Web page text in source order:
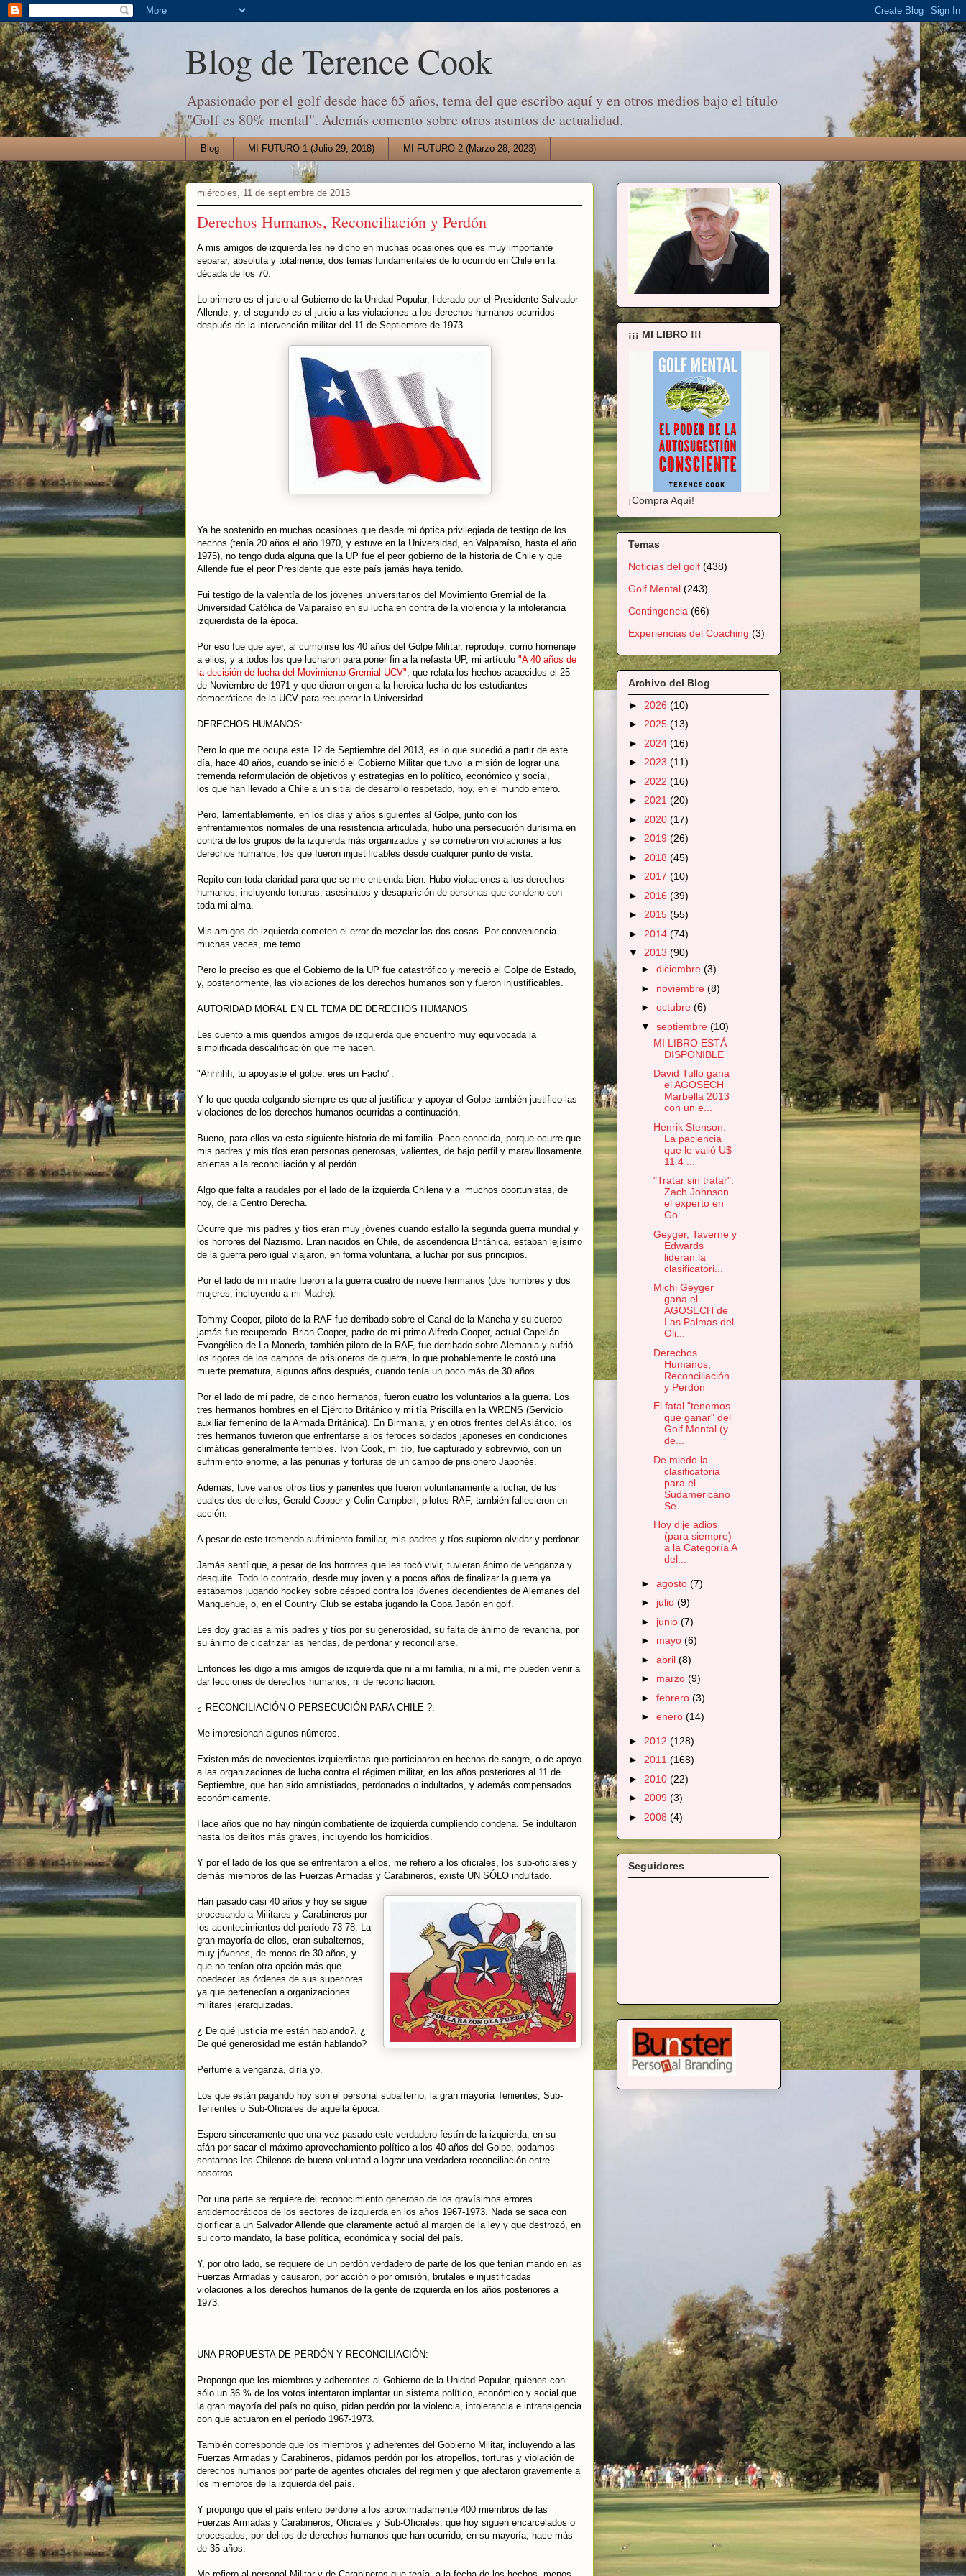
Blog de Terence Cook
Apasionado por el golf desde hace 65 años, tema del que escribo aquí y en otros medios bajo el título
"Golf es 80% mental". Además comento sobre otros asuntos de actualidad.
Blog MI FUTURO 1 (Julio 29, 2018) MI FUTURO 2 (Marzo 28, 2023)
miércoles, 11 de septiembre de 2013
Derechos Humanos, Reconciliación y Perdón
A mis amigos de izquierda les he dicho en muchas ocasiones que es muy importante
separar, absoluta y totalmente, dos temas fundamentales de lo ocurrido en Chile en la
década de los 70.
Lo primero es el juicio al Gobierno de la Unidad Popular, liderado por el Presidente Salvador
Allende, y, el segundo es el juicio a las violaciones a los derechos humanos ocurridos
después de la intervención militar del 11 de Septiembre de 1973.
Ya he sostenido en muchas ocasiones que desde mi óptica privilegiada de testigo de los
hechos (tenía 20 años el año 1970, y estuve en la Universidad, en Valparaíso, hasta el año
1975), no tengo duda alguna que la UP fue el peor gobierno de la historia de Chile y que
Allende fue el peor Presidente que este país jamás haya tenido.
Fui testigo de la valentía de los jóvenes universitarios del Movimiento Gremial de la
Universidad Católica de Valparaíso en su lucha en contra de la violencia y la intolerancia
izquierdista de la época.
Por eso fue que ayer, al cumplirse los 40 años del Golpe Militar, reproduje, como homenaje
a ellos, y a todos los que lucharon para poner fin a la nefasta UP, mi artículo "A 40 años de
la decisión de lucha del Movimiento Gremial UCV" , que relata los hechos acaecidos el 25
de Noviembre de 1971 y que dieron origen a la heroica lucha de los estudiantes
democráticos de la UCV para recuperar la Universidad.
DERECHOS HUMANOS:
Pero lo que me ocupa este 12 de Septiembre del 2013, es lo que sucedió a partir de este
día, hace 40 años, cuando se inició el Gobierno Militar que tuvo la misión de lograr una
tremenda reformulación de objetivos y estrategias en lo político, económico y social,
los que han llevado a Chile a un sitial de desarrollo respetado, hoy, en el mundo entero.
Pero, lamentablemente, en los días y años siguientes al Golpe, junto con los
enfrentamientos normales de una resistencia articulada, hubo una persecución durísima en
contra de los grupos de la izquierda más organizados y se cometieron violaciones a los
derechos humanos, los que fueron injustificables desde cualquier punto de vista.
Repito con toda claridad para que se me entienda bien: Hubo violaciones a los derechos
humanos, incluyendo torturas, asesinatos y desaparición de personas que condeno con
toda mi alma.
Mis amigos de izquierda cometen el error de mezclar las dos cosas. Por conveniencia
muchas veces, me temo.
Pero lo preciso es que el Gobierno de la UP fue catastrófico y mereció el Golpe de Estado,
y, posteriormente, las violaciones de los derechos humanos son y fueron injustificables.
AUTORIDAD MORAL EN EL TEMA DE DERECHOS HUMANOS
Les cuento a mis queridos amigos de izquierda que encuentro muy equivocada la
simplificada descalificación que me hacen.
"Ahhhhh, tu apoyaste el golpe. eres un Facho".
Y lo que queda colgando siempre es que al justificar y apoyar el Golpe también justifico las
violaciones de los derechos humanos ocurridas a continuación.
Bueno, para ellos va esta siguiente historia de mi familia. Poco conocida, porque ocurre que
mis padres y mis tíos eran personas generosas, valientes, de bajo perfil y maravillosamente
abiertas a la reconciliación y al perdón.
Algo que falta a raudales por el lado de la izquierda Chilena y a muchos oportunistas, de
hoy, de la Centro Derecha.
Ocurre que mis padres y tíos eran muy jóvenes cuando estalló la segunda guerra mundial y
los horrores del Nazismo. Eran nacidos en Chile, de ascendencia Británica, estaban lejísimo
de la guerra pero igual viajaron, en forma voluntaria, a luchar por sus principios.
Por el lado de mi madre fueron a la guerra cuatro de nueve hermanos (dos hombres y dos
mujeres, incluyendo a mi Madre).
Tommy Cooper, piloto de la RAF fue derribado sobre el Canal de la Mancha y su cuerpo
jamás fue recuperado. Brian Cooper, padre de mi primo Alfredo Cooper, actual Capellán
Evangélico de La Moneda, también piloto de la RAF, fue derribado sobre Alemania y sufrió
los rigores de los campos de prisioneros de guerra, lo que probablemente le costó una
muerte prematura, algunos años después, cuando tenía un poco más de 30 años.
Por el lado de mi padre, de cinco hermanos, fueron cuatro los voluntarios a la guerra. Los
tres hermanos hombres en el Ejército Británico y mi tía Priscilla en la WRENS (Servicio
auxiliar femenino de la Armada Británica). En Birmania, y en otros frentes del Asiático, los
tres hermanos tuvieron que enfrentarse a los feroces soldados japoneses en condiciones
climáticas generalmente terribles. Ivon Cook, mi tío, fue capturado y sobrevivió, con un
sufrimiento enorme, a las penurias y torturas de un campo de prisionero Japonés.
Además, tuve varios otros tíos y parientes que fueron voluntariamente a luchar, de los
cuales dos de ellos, Gerald Cooper y Colin Campbell, pilotos RAF, también fallecieron en
acción.
A pesar de este tremendo sufrimiento familiar, mis padres y tíos supieron olvidar y perdonar.
Jamás sentí que, a pesar de los horrores que les tocó vivir, tuvieran ánimo de venganza y
desquite. Todo lo contrario, desde muy joven y a pocos años de finalizar la guerra ya
estábamos jugando hockey sobre césped contra los jóvenes decendientes de Alemanes del
Manquehue, o, en el Country Club se estaba jugando la Copa Japón en golf.
Les doy gracias a mis padres y tíos por su generosidad, su falta de ánimo de revancha, por
su ánimo de cicatrizar las heridas, de perdonar y reconciliarse.
Entonces les digo a mis amigos de izquierda que ni a mi familia, ni a mí, me pueden venir a
dar lecciones de derechos humanos, ni de reconciliación.
¿ RECONCILIACIÓN O PERSECUCIÓN PARA CHILE ?:
Me impresionan algunos números.
Existen más de novecientos izquierdistas que participaron en hechos de sangre, o de apoyo
a las organizaciones de lucha contra el régimen militar, en los años posteriores al 11 de
Septiembre, que han sido amnistiados, perdonados o indultados, y además compensados
económicamente.
Hace años que no hay ningún combatiente de izquierda cumpliendo condena. Se indultaron
hasta los delitos más graves, incluyendo los homicidios.
Y por el lado de los que se enfrentaron a ellos, me refiero a los oficiales, los sub-oficiales y
demás miembros de las Fuerzas Armadas y Carabineros, existe UN SÓLO indultado.
Han pasado casi 40 años y hoy se sigue
procesando a Militares y Carabineros por
los acontecimientos del período 73-78. La
gran mayoría de ellos, eran subalternos,
muy jóvenes, de menos de 30 años, y
que no tenían otra opción más que
obedecer las órdenes de sus superiores
ya que pertenecían a organizaciones
militares jerarquizadas.
¿ De qué justicia me están hablando?. ¿
De qué generosidad me están hablando?
Perfume a venganza, diría yo.
Los que están pagando hoy son el personal subalterno, la gran mayoría Tenientes, Sub-
Tenientes o Sub-Oficiales de aquella época.
Espero sinceramente que una vez pasado este verdadero festín de la izquierda, en su
afán por sacar el máximo aprovechamiento político a los 40 años del Golpe, podamos
sentarnos los Chilenos de buena voluntad a lograr una verdadera reconciliación entre
nosotros.
Por una parte se requiere del reconocimiento generoso de los gravísimos errores
antidemocráticos de los sectores de izquierda en los años 1967-1973. Nada se saca con
glorificar a un Salvador Allende que claramente actuó al margen de la ley y que destrozó, en
su corto mandato, la base política, económica y social del país.
Y, por otro lado, se requiere de un perdón verdadero de parte de los que tenían mando en las
Fuerzas Armadas y causaron, por acción o por omisión, brutales e injustificadas
violaciones a los derechos humanos de la gente de izquierda en los años posteriores a
1973.
UNA PROPUESTA DE PERDÓN Y RECONCILIACIÓN:
Propongo que los miembros y adherentes al Gobierno de la Unidad Popular, quienes con
sólo un 36 % de los votos intentaron implantar un sistema político, económico y social que
la gran mayoría del país no quiso, pidan perdón por la violencia, intolerancia e intransigencia
con que actuaron en el período 1967-1973.
También corresponde que los miembros y adherentes del Gobierno Militar, incluyendo a las
Fuerzas Armadas y Carabineros, pidamos perdón por los atropellos, torturas y violación de
derechos humanos por parte de agentes oficiales del régimen y que afectaron gravemente a
los miembros de la izquierda del país.
Y propongo que el país entero perdone a los aproximadamente 400 miembros de las
Fuerzas Armadas y Carabineros, Oficiales y Sub-Oficiales, que hoy siguen encarcelados o
procesados, por delitos de derechos humanos que han ocurrido, en su mayoría, hace más
de 35 años.
¡¡¡ MI LIBRO !!!
¡Compra Aquí!
Temas
Noticias del golf (438)
Golf Mental (243)
Contingencia (66)
Experiencias del Coaching (3)
Archivo del Blog
► 2026 (10)
► 2025 (13)
► 2024 (16)
► 2023 (11)
► 2022 (16)
► 2021 (20)
► 2020 (17)
► 2019 (26)
► 2018 (45)
► 2017 (10)
► 2016 (39)
► 2015 (55)
► 2014 (74)
▼ 2013 (90)
► diciembre (3)
► noviembre (8)
► octubre (6)
▼ septiembre (10)
MI LIBRO ESTÁ
DISPONIBLE
David Tullo gana
el AGOSECH
Marbella 2013
con un e...
Henrik Stenson:
La paciencia
que le valió U$
11.4 ...
"Tratar sin tratar":
Zach Johnson
el experto en
Go...
Geyger, Taverne y
Edwards
lideran la
clasificatori...
Michi Geyger
gana el
AGOSECH de
Las Palmas del
Oli...
Derechos
Humanos,
Reconciliación
y Perdón
El fatal "tenemos
que ganar" del
Golf Mental (y
de...
De miedo la
clasificatoria
para el
Sudamericano
Se...
Hoy dije adios
(para siempre)
a la Categoría A
del...
► agosto (7)
► julio (9)
► junio (7)
► mayo (6)
► abril (8)
► marzo (9)
► febrero (3)
► enero (14)
► 2012 (128)
► 2011 (168)
► 2010 (22)
► 2009 (3)
► 2008 (4)
Seguidores